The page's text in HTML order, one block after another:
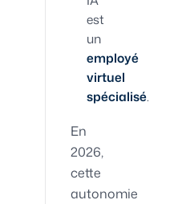
est
un
employé
virtuel
spécialisé.
En
2026,
cette
autonomie